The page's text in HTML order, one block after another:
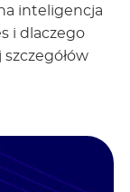
inteligencja
i dlaczego